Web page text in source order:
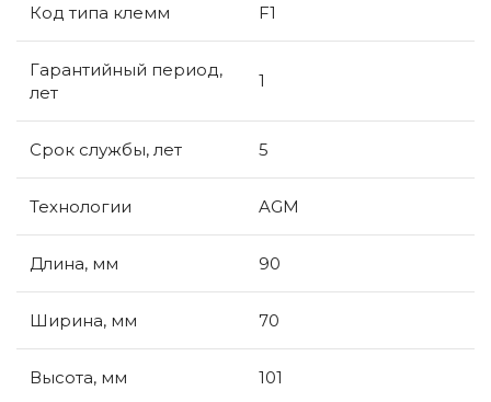
Код типа клемм F1
Гарантийный период,
лет
1
Срок службы, лет 5
Технологии AGM
Длина, мм 90
Ширина, мм 70
Высота, мм 101